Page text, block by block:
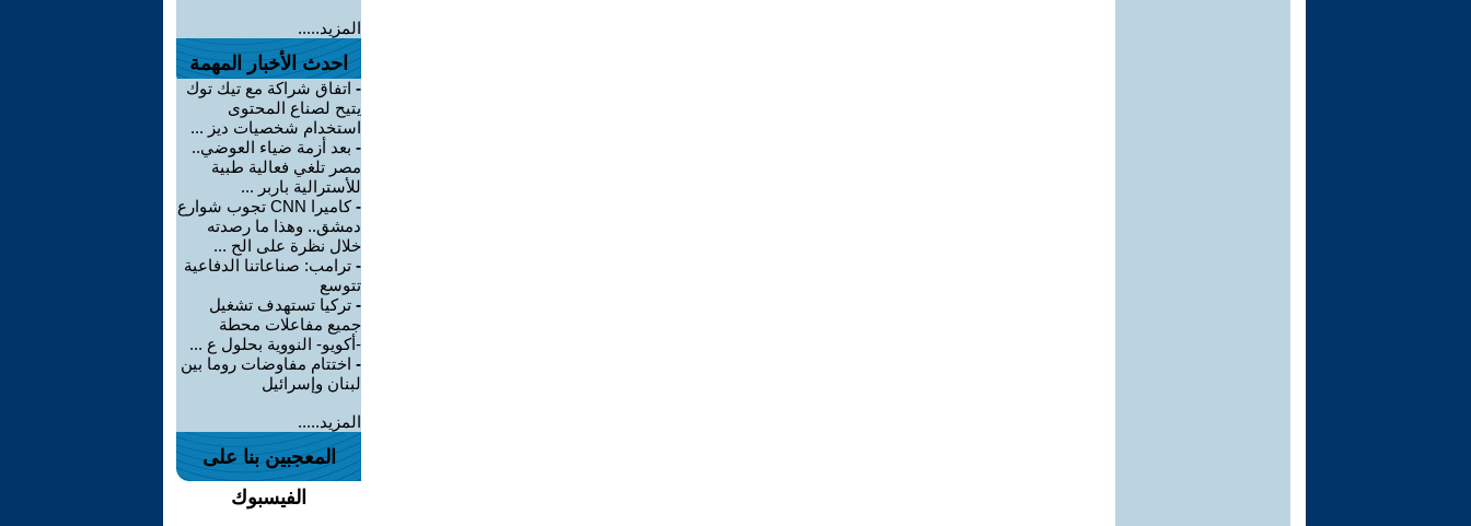
المزيد.....
احدث الأخبار المهمة
- اتفاق شراكة مع تيك توك
يتيح لصناع المحتوى
استخدام شخصيات ديز ...
- بعد أزمة ضياء العوضي..
مصر تلغي فعالية طبية
للأسترالية باربر ...
-
كاميرا CNN تجوب شوارع
دمشق.. وهذا ما رصدته
خلال نظرة على الح ...
- ترامب: صناعاتنا الدفاعية
تتوسع
- تركيا تستهدف تشغيل
جميع مفاعلات محطة
-أكويو- النووية بحلول ع ...
- اختتام مفاوضات روما بين
لبنان وإسرائيل
المزيد.....
المعجبين بنا على
الفيسبوك